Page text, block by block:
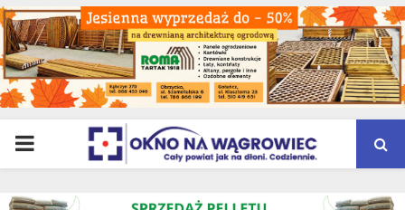
PRIMARY
MENU